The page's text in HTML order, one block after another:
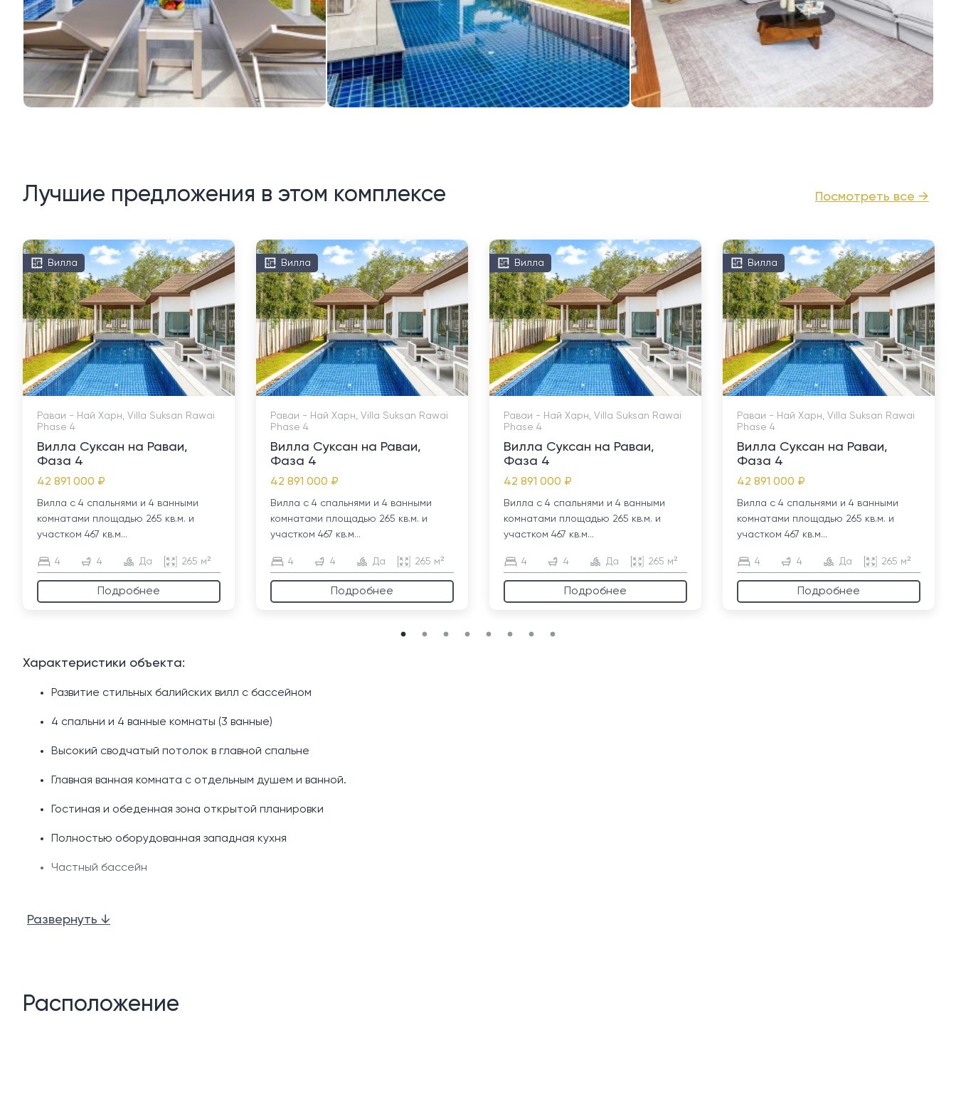
Посмотреть все →
Лучшие предложения в этом комплексе
Вилла
Раваи - Най Харн, Villa Suksan Rawai
Phase 4
Вилла Суксан на Раваи,
Фаза 4
42 891 000 ₽
Вилла с 4 спальнями и 4 ванными
комнатами площадью 265 кв.м. и
участком 467 кв.м...
4 4 Да 265 м²
Подробнее
Вилла
Раваи - Най Харн, Villa Suksan Rawai
Phase 4
Вилла Суксан на Раваи,
Фаза 4
42 891 000 ₽
Вилла с 4 спальнями и 4 ванными
комнатами площадью 265 кв.м. и
участком 467 кв.м...
4 4 Да 265 м²
Подробнее
Вилла
Раваи - Най Харн, Villa Suksan Rawai
Phase 4
Вилла Суксан на Раваи,
Фаза 4
42 891 000 ₽
Вилла с 4 спальнями и 4 ванными
комнатами площадью 265 кв.м. и
участком 467 кв.м...
4 4 Да 265 м²
Подробнее
Вилла
Раваи - Най Харн, Villa Suksan Rawai
Phase 4
Вилла Суксан на Раваи,
Фаза 4
42 891 000 ₽
Вилла с 4 спальнями и 4 ванными
комнатами площадью 265 кв.м. и
участком 467 кв.м...
4 4 Да 265 м²
Подробнее
Характеристики объекта:
Развитие стильных балийских вилл с бассейном
4 спальни и 4 ванные комнаты (3 ванные)
Высокий сводчатый потолок в главной спальне
Главная ванная комната с отдельным душем и ванной.
Гостиная и обеденная зона открытой планировки
Полностью оборудованная западная кухня
Частный бассейн
Душ на открытом воздухе
Крытая парковка на 2 машины
Развернуть ↓
Расположение